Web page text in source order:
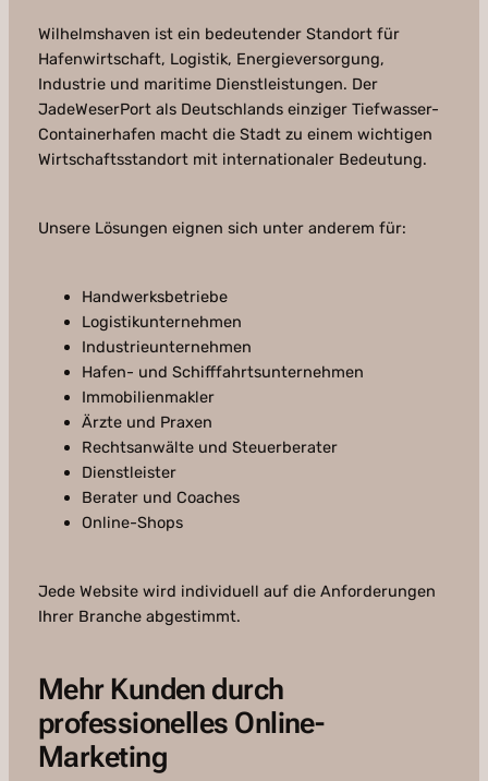
Wilhelmshaven ist ein bedeutender Standort für
Hafenwirtschaft, Logistik, Energieversorgung,
Industrie und maritime Dienstleistungen. Der
JadeWeserPort als Deutschlands einziger Tiefwasser-
Containerhafen macht die Stadt zu einem wichtigen
Wirtschaftsstandort mit internationaler Bedeutung.
Unsere Lösungen eignen sich unter anderem für:
Handwerksbetriebe
Logistikunternehmen
Industrieunternehmen
Hafen- und Schifffahrtsunternehmen
Immobilienmakler
Ärzte und Praxen
Rechtsanwälte und Steuerberater
Dienstleister
Berater und Coaches
Online-Shops
Jede Website wird individuell auf die Anforderungen
Ihrer Branche abgestimmt.
Mehr Kunden durch
professionelles Online-
Marketing